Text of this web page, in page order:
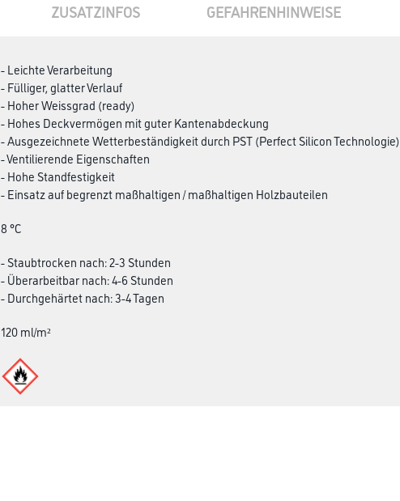
ZUSATZINFOS GEFAHRENHINWEISE
- Leichte Verarbeitung
- Fülliger, glatter Verlauf
- Hoher Weissgrad (ready)
- Hohes Deckvermögen mit guter Kantenabdeckung
- Ausgezeichnete Wetterbeständigkeit durch PST (Perfect Silicon Technologie)
- Ventilierende Eigenschaften
- Hohe Standfestigkeit
- Einsatz auf begrenzt maßhaltigen / maßhaltigen Holzbauteilen
8 °C
- Staubtrocken nach: 2-3 Stunden
- Überarbeitbar nach: 4-6 Stunden
- Durchgehärtet nach: 3-4 Tagen
120 ml/m²